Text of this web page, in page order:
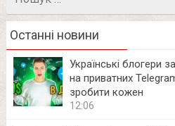
Останні новини
Українські блогери
на приватних
зробити кожен
12:06